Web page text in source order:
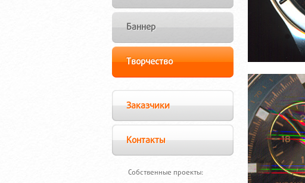
Баннер
Творчество
Заказчики
Контакты
Собственные проекты: